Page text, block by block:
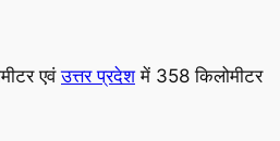
एवंउत्तर प्रदेशमें 358 किलोमीटर